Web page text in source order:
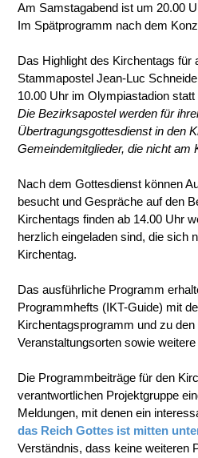
Am Samstagabend ist um 20.00
Im Spätprogramm nach dem
Das Highlight des Kirchentags
Stammapostel Jean-Luc
10.00 Uhr im Olympiastadion
Die Bezirksapostel werden für
Übertragungsgottesdienst in den
Gemeindemitglieder, die nicht am
Nach dem Gottesdienst können
besucht und Gespräche auf den
Kirchentags finden ab 14.00 Uhr
herzlich eingeladen sind, die sich
Kirchentag.
Das ausführliche Programm
Programmhefts (IKT-Guide) mit
Kirchentagsprogramm und zu
Veranstaltungsorten sowie
Die Programmbeiträge für den
verantwortlichen Projektgruppe
Meldungen, mit denen ein
das Reich Gottes ist mitten
Verständnis, dass keine weiteren